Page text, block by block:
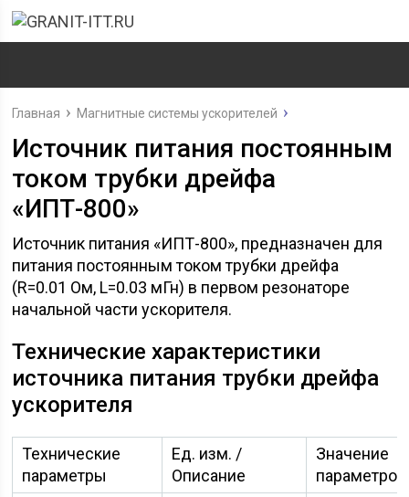
Главная Магнитные системы ускорителей
Источник питания постоянным
током трубки дрейфа
«ИПТ-800»
Источник питания «ИПТ-800», предназначен для
питания постоянным током трубки дрейфа
(R=0.01 Ом, L=0.03 мГн) в первом резонаторе
начальной части ускорителя.
Технические характеристики
источника питания трубки дрейфа
ускорителя
Технические
параметры
Ед. изм. /
Описание
Значение
параметров